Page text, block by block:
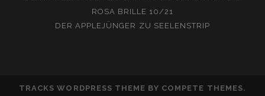
ROSA BRILLE 10/21
DER APPLEJÜNGER ZU SEELENSTRIP
TRACKS WORDPRESS THEME BY COMPETE THEMES.